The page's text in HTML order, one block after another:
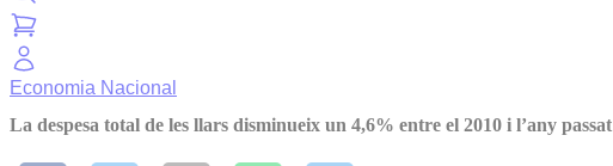
Economia Nacional
La despesa total de les llars disminueix un 4,6% entre el 2010 i l’any passat